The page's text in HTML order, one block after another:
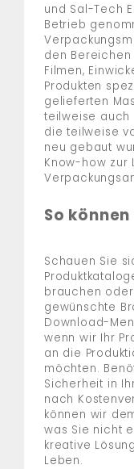
und Sal-Tech
Betrieb
den Bereichen
Filmen,
Produkten
gelieferten
teilweise auch
die teilweise
neu gebaut
Know-how zur
So
Schauen Sie
brauchen
gewünschte
Download-
wenn wir Ihr
an die
möchten.
Sicherheit in
nach
können wir
was Sie nicht
kreative
Leben.